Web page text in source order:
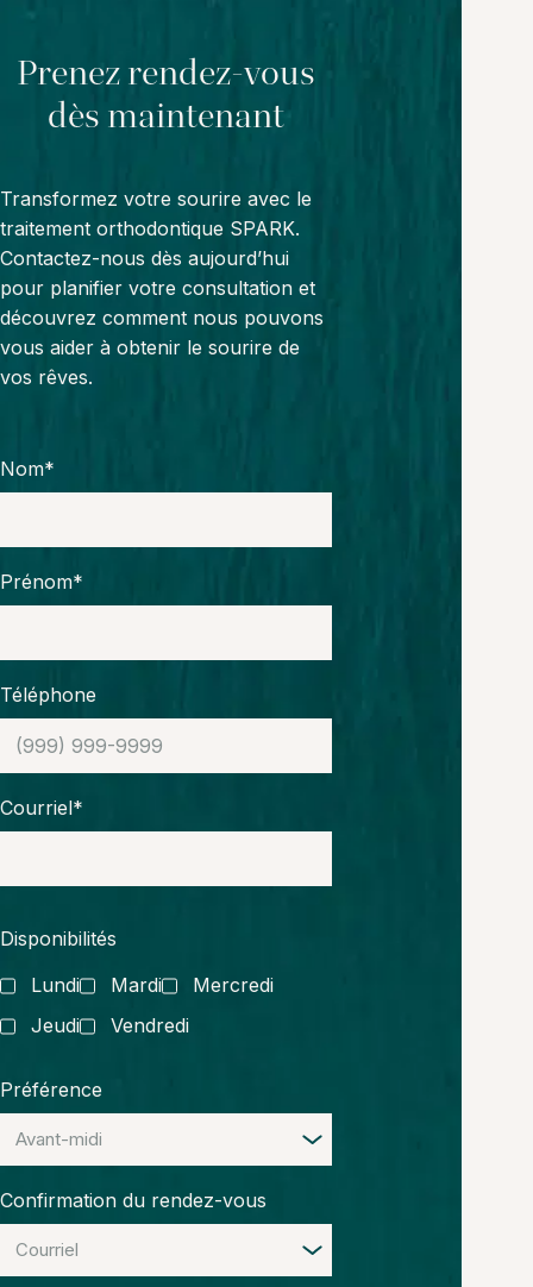
Prenez rendez-vous
dès maintenant
Transformez votre sourire avec le
traitement orthodontique SPARK.
Contactez-nous dès aujourd’hui
pour planifier votre consultation et
découvrez comment nous pouvons
vous aider à obtenir le sourire de
vos rêves.
Nom*
Prénom*
Téléphone
Courriel*
Disponibilités
Lundi
Mardi
Mercredi
Jeudi
Vendredi
Préférence
Confirmation du rendez-vous